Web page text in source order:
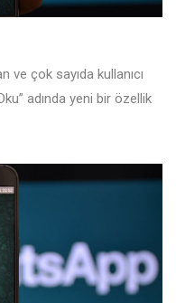
ve çok sayıda kullanıcı
adında yeni bir özellik